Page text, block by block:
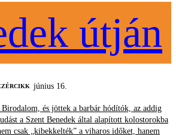
útján
június 16.
és jöttek a barbár hódítók, az addig
a Szent Benedek által alapított kolostorokba
csak „kibekkelték” a viharos időket, hanem